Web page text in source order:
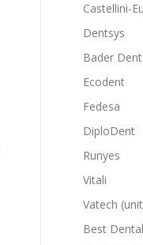
Castellini-
Dentsys
Bader
Ecodent
Fedesa
DiploDent
Runyes
Vitali
Vatech
Best Dental